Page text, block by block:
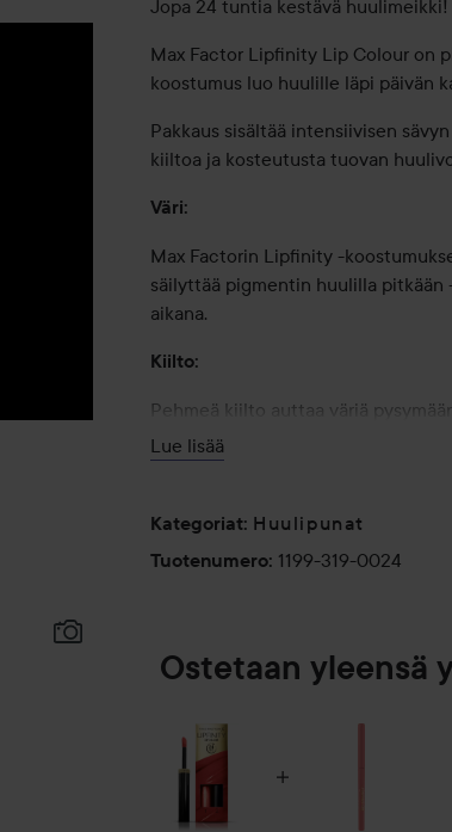
Jopa 24 tuntia kestävä huulimeikki!
Max Factor Lipfinity Lip Colour on
koostumus luo huulille läpi päivän
Pakkaus sisältää intensiivisen
kiiltoa ja kosteutusta tuovan
Väri:
Max Factorin Lipfinity -
säilyttää pigmentin huulilla pitkään
aikana.
Kiilto:
Pehmeä kiilto auttaa väriä
näköisen ja tuntuisen.
Jopa 24 tuntia kestävä huuliväri,
Lue lisää
Kategoriat: Huulipunat
Tuotenumero: 1199-319-0024
Ostetaan yleensä